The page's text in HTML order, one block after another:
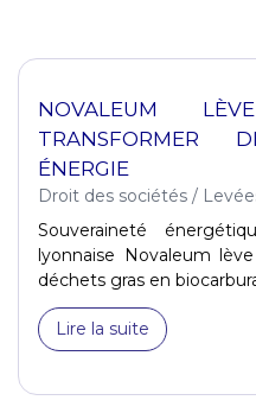
NOVALEUM
TRANSFORMER
ÉNERGIE
Droit des sociétés /
Souveraineté
lyonnaise Novaleum
déchets gras en
Lire la suite